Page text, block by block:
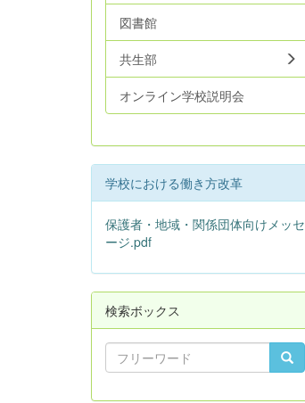
図書館
共生部
オンライン学校説明会
学校における働き方改革
保護者・地域・関係団体向けメッセ
ージ.pdf
検索ボックス